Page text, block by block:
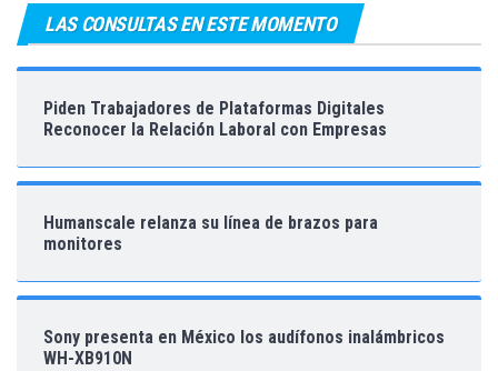
LAS CONSULTAS EN ESTE MOMENTO
Piden Trabajadores de Plataformas Digitales
Reconocer la Relación Laboral con Empresas
Humanscale relanza su línea de brazos para
monitores
Sony presenta en México los audífonos inalámbricos
WH-XB910N